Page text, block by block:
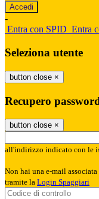
-
Entra con SPID Entra
Seleziona utente
button close ×
Recupero
button close ×
all'indirizzo indicato con le
Non hai una e-mail
tramite la Login Spaggiari